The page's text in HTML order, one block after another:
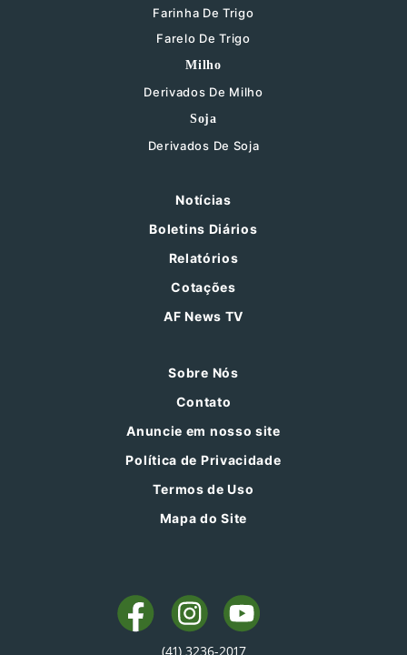
Farinha De Trigo
Farelo De Trigo
Milho
Derivados De Milho
Soja
Derivados De Soja
Notícias
Boletins Diários
Relatórios
Cotações
AF News TV
Sobre Nós
Contato
Anuncie em nosso site
Política de Privacidade
Termos de Uso
Mapa do Site
(41) 3236-2017